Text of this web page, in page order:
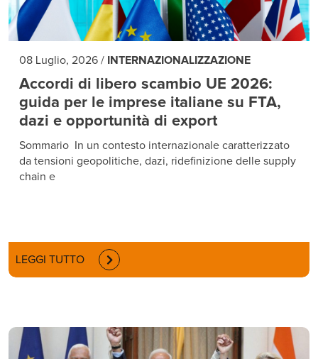
08 Luglio, 2026 / INTERNAZIONALIZZAZIONE
Accordi di libero scambio UE 2026:
guida per le imprese italiane su FTA,
dazi e opportunità di export
Sommario In un contesto internazionale caratterizzato
da tensioni geopolitiche, dazi, ridefinizione delle supply
chain e
LEGGI TUTTO